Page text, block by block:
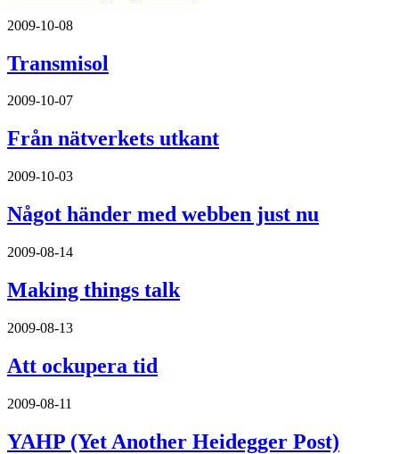
2009-10-08
Transmisol
2009-10-07
Från nätverkets utkant
2009-10-03
Något händer med webben just nu
2009-08-14
Making things talk
2009-08-13
Att ockupera tid
2009-08-11
YAHP (Yet Another Heidegger Post)